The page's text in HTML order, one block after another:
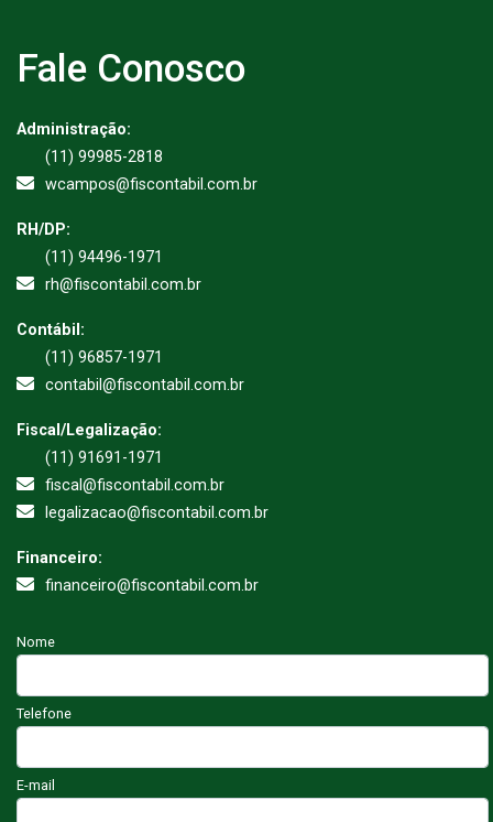
Fale Conosco
Administração:
(11) 99985-2818
wcampos@fiscontabil.com.br
RH/DP:
(11) 94496-1971
rh@fiscontabil.com.br
Contábil:
(11) 96857-1971
contabil@fiscontabil.com.br
Fiscal/Legalização:
(11) 91691-1971
fiscal@fiscontabil.com.br
legalizacao@fiscontabil.com.br
Financeiro:
financeiro@fiscontabil.com.br
Nome
Telefone
E-mail